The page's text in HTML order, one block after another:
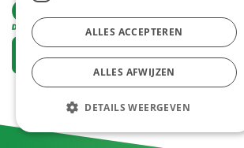
Vraag een account aan
ALLES ACCEPTEREN
ALLES AFWIJZEN
DETAILS WEERGEVEN